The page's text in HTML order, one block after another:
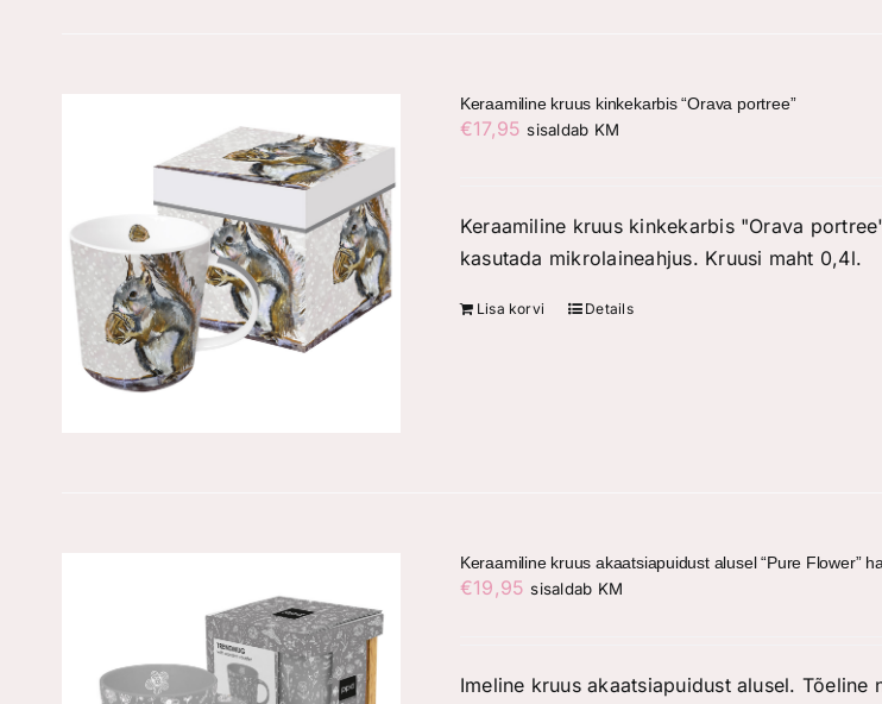
Keraamiline kruus kinkekarbis “Orava portree”
€17,95 sisaldab KM
Keraamiline kruus kinkekarbis "Orava
kasutada mikrolaineahjus. Kruusi maht 0,4l.
Lisa korvi Details
Keraamiline kruus akaatsiapuidust alusel “Pure Flower”
€19,95 sisaldab KM
Imeline kruus akaatsiapuidust alusel.